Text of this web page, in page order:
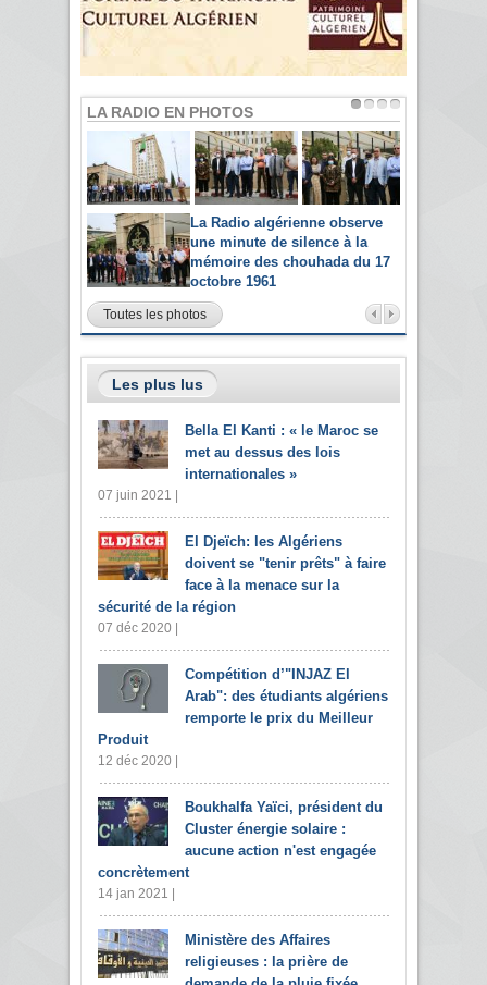
LA RADIO EN PHOTOS
La Radio algérienne observe
une minute de silence à la
mémoire des chouhada du 17
octobre 1961
Toutes les photos
Les plus lus
Bella El Kanti : « le Maroc se
met au dessus des lois
internationales »
07 juin 2021 |
El Djeïch: les Algériens
doivent se "tenir prêts" à faire
face à la menace sur la
sécurité de la région
07 déc 2020 |
Compétition d’"INJAZ El
Arab": des étudiants algériens
remporte le prix du Meilleur
Produit
12 déc 2020 |
Boukhalfa Yaïci, président du
Cluster énergie solaire :
aucune action n'est engagée
concrètement
14 jan 2021 |
Ministère des Affaires
religieuses : la prière de